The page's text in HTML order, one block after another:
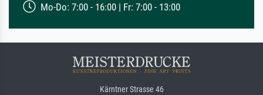
Mo-Do: 7:00 - 16:00 | Fr: 7:00 - 13:00
Kärntner Strasse 46